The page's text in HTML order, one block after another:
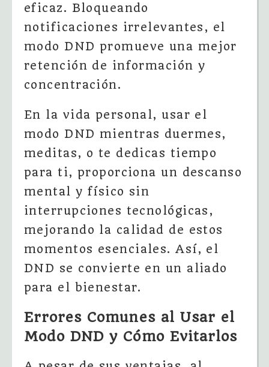
eficaz. Bloqueando
notificaciones irrelevantes, el
modo DND promueve una mejor
retención de información y
concentración.
En la vida personal, usar el
modo DND mientras duermes,
meditas, o te dedicas tiempo
para ti, proporciona un descanso
mental y físico sin
interrupciones tecnológicas,
mejorando la calidad de estos
momentos esenciales. Así, el
DND se convierte en un aliado
para el bienestar.
Errores Comunes al Usar el
Modo DND y Cómo Evitarlos